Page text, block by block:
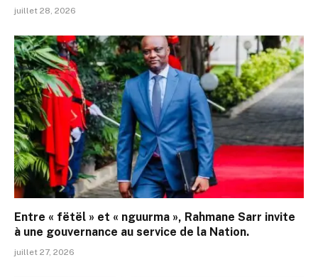
juillet 28, 2026
Entre « fëtël » et « nguurma », Rahmane Sarr invite
à une gouvernance au service de la Nation.
juillet 27, 2026